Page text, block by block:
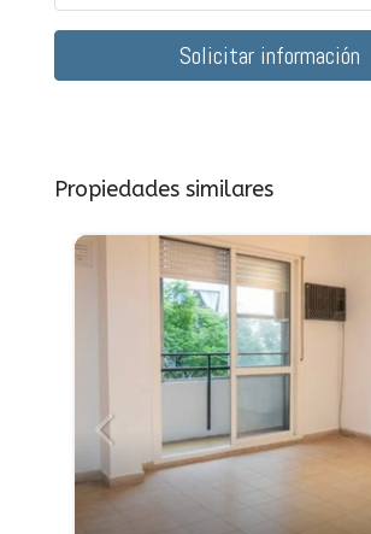
Solicitar información
Propiedades similares